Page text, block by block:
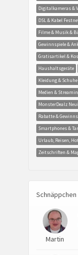
Digitalkameras &
DSL & Kabel
Filme & Musik &
Gewinnspiele &
Gratisartikel &
Haushaltsgeräte
Kleidung & Schuhe
Medien &
MonsterDealz
Rabatte &
Smartphones &
Urlaub, Reisen,
Zeitschriften &
Martin